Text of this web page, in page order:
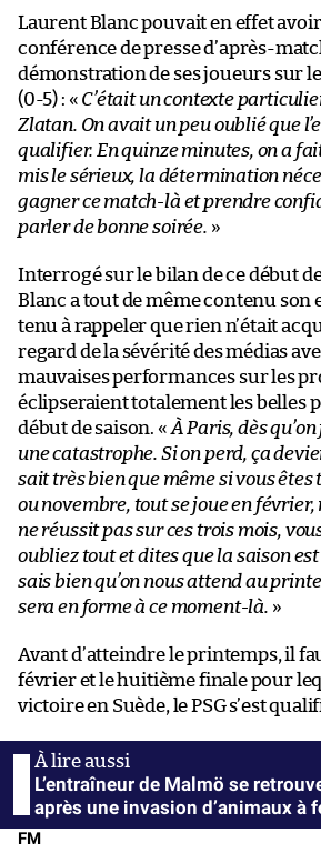
Laurent Blanc pouvait en effet
conférence de presse d’après-
démonstration de ses joueurs sur
(0-5) : « C’était un contexte
Zlatan. On avait un peu oublié que
qualifier. En quinze minutes, on a
mis le sérieux, la détermination
gagner ce match-là et prendre
parler de bonne soirée. »
Interrogé sur le bilan de ce début
Blanc a tout de même contenu son
tenu à rappeler que rien n’était
regard de la sévérité des médias
mauvaises performances sur les
éclipseraient totalement les belles
début de saison. «À Paris, dès
une catastrophe. Si on perd, ça
sait très bien que même si vous êtes
ou novembre, tout se joue en
ne réussit pas sur ces trois mois,
oubliez tout et dites que la saison
sais bien qu’on nous attend au
sera en forme à ce moment-là. »
Avant d’atteindre le printemps, il
février et le huitième finale pour
victoire en Suède, le PSG s’est
L’entraîneur de Malmö se
après une invasion d’animaux à
FM